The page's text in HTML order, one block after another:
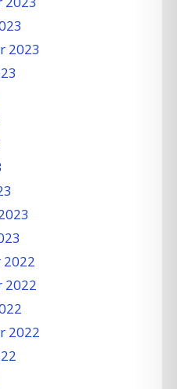
2023
2022
2022
2022